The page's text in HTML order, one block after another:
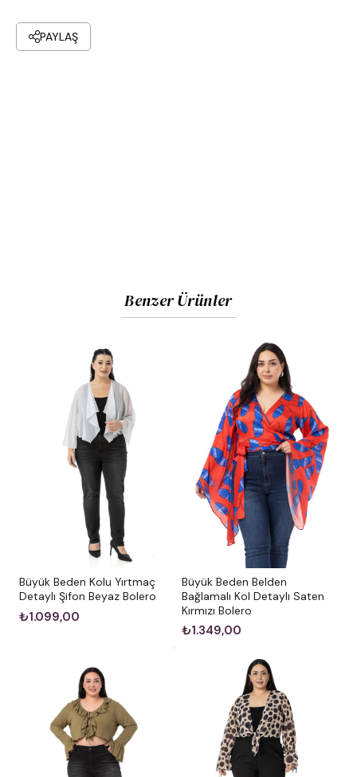
PAYLAŞ
Benzer Ürünler
Büyük Beden Kolu Yırtmaç
Detaylı Şifon Beyaz Bolero
₺1.099,00
Büyük Beden Belden
Bağlamalı Kol Detaylı Saten
Kırmızı Bolero
₺1.349,00